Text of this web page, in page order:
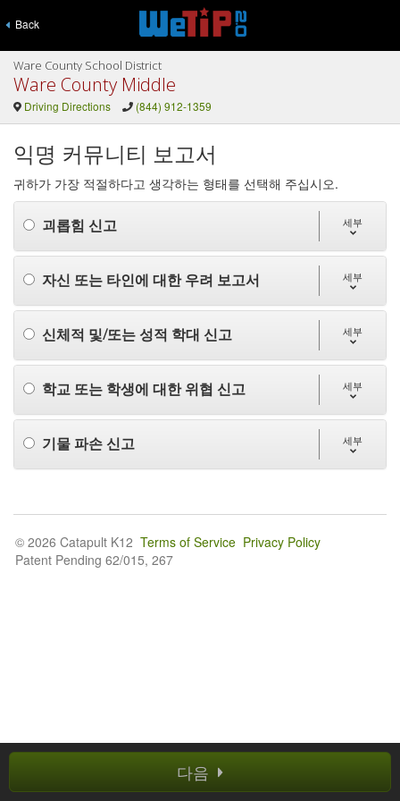
Back
Ware County School District
Ware County Middle
Driving Directions (844) 912-1359
익명 커뮤니티 보고서
귀하가 가장 적절하다고 생각하는 형태를 선택해 주십시오.
괴롭힘 신고 세부
자신 또는 타인에 대한 우려 보고서 세부
신체적 및/또는 성적 학대 신고 세부
학교 또는 학생에 대한 위협 신고 세부
기물 파손 신고 세부
다음
© 2026 Catapult K12 Terms of Service Privacy Policy
Patent Pending 62/015, 267